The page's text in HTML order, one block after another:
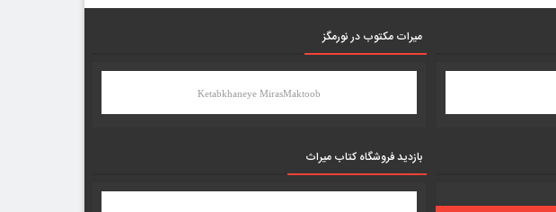
میرات مکتوب در نورمگز
Ketabkhaneye MirasMaktoob
بازدید فروشگاه کتاب میراث